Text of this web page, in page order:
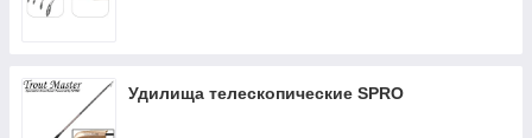
Удилища телескопические SPRO